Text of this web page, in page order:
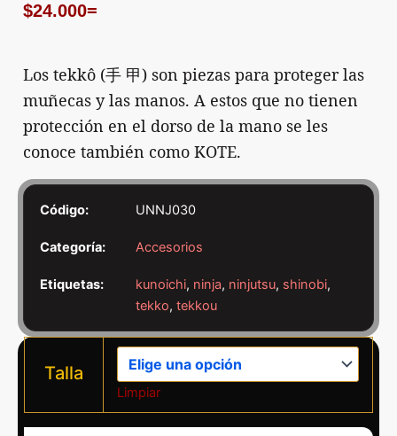
$24.000=
Los tekkô (手 甲) son piezas para proteger las
muñecas y las manos. A estos que no tienen
protección en el dorso de la mano se les
conoce también como KOTE.
Código: UNNJ030
Categoría: Accesorios
Etiquetas: kunoichi, ninja, ninjutsu, shinobi,
tekko, tekkou
Talla
Limpiar
Tekkô
negro/rojo
Ninjutsu